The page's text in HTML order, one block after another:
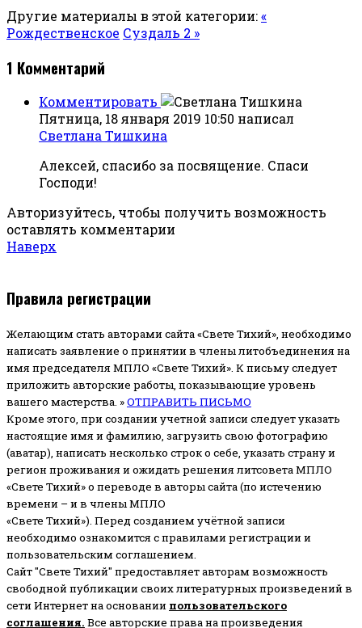
Другие материалы в этой категории:«
Рождественское Суздаль 2 »
1 Комментарий
Комментировать
Пятница, 18 января 2019 10:50 написал
Светлана Тишкина
Алексей, спасибо за посвящение. Спаси
Господи!
Авторизуйтесь, чтобы получить возможность
оставлять комментарии
Наверх
Правила регистрации
Желающим стать авторами сайта «Свете Тихий», необходимо
написать заявление о принятии в члены литобъединения на
имя председателя МПЛО «Свете Тихий». К письму следует
приложить авторские работы, показывающие уровень
вашего мастерства. »ОТПРАВИТЬ ПИСЬМО
Кроме этого, при создании учетной записи следует указать
настоящие имя и фамилию, загрузить свою фотографию
(аватар), написать несколько строк о себе, указать страну и
регион проживания и ожидать решения литсовета МПЛО
«Свете Тихий» о переводе в авторы сайта (по истечению
времени – и в члены МПЛО
«Свете Тихий»). Перед созданием учётной записи
необходимо ознакомится с правилами регистрации и
пользовательским соглашением.
Сайт "Свете Тихий" предоставляет авторам возможность
свободной публикации своих литературных произведений в
сети Интернет на основании пользовательского
соглашения. Все авторские права на произведения